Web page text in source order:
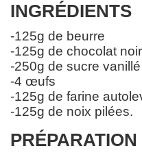
INGRÉDIENTS
-125g de beurre
-125g de chocolat noir
-250g de sucre vanillé
-4 œufs
-125g de farine
-125g de noix pilées.
PRÉPARATION